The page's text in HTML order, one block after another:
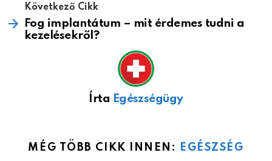
Következő Cikk
Fog implantátum – mit érdemes tudni a
kezelésekről?
Írta Egészségügy
MÉG TÖBB CIKK INNEN: EGÉSZSÉG